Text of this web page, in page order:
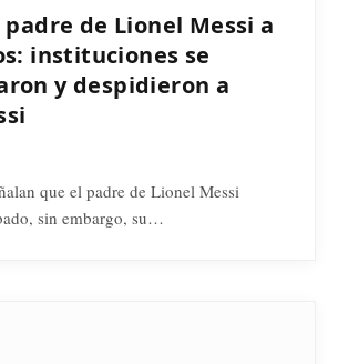
padre de Lionel Messi a
instituciones se
y despidieron a
que el padre de Lionel Messi
sin embargo, su…